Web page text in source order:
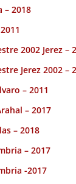
– 2018
2002 Jerez –
Jerez 2002 –
– 2011
– 2017
– 2018
– 2017
-2017